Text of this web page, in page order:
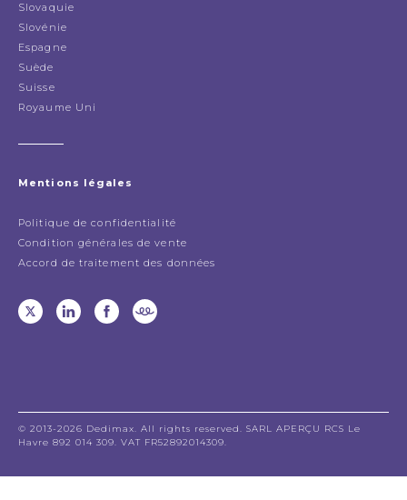
Slovaquie
Slovénie
Espagne
Suède
Suisse
Royaume Uni
Mentions légales
Politique de confidentialité
Condition générales de vente
Accord de traitement des données
© 2013-2026 Dedimax. All rights reserved. SARL APERÇU RCS Le
Havre 892 014 309. VAT FR52892014309.